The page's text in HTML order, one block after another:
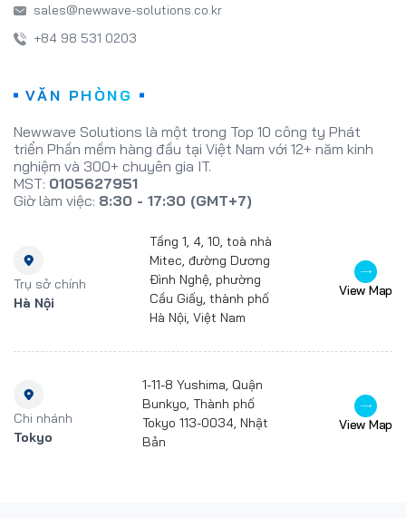
sales@newwave-solutions.co.kr
+84 98 531 0203
VĂN PHÒNG
Newwave Solutions là một trong Top 10 công ty Phát
triển Phần mềm hàng đầu tại Việt Nam với 12+ năm kinh
nghiệm và 300+ chuyên gia IT.
MST: 0105627951
Giờ làm việc: 8:30 - 17:30 (GMT+7)
Trụ sở chính
Hà Nội
Tầng 1, 4, 10, toà nhà
Mitec, đường Dương
Đình Nghệ, phường
Cầu Giấy, thành phố
Hà Nội, Việt Nam
View Map
Chi nhánh
Tokyo
1-11-8 Yushima, Quận
Bunkyo, Thành phố
Tokyo 113-0034, Nhật
Bản
View Map